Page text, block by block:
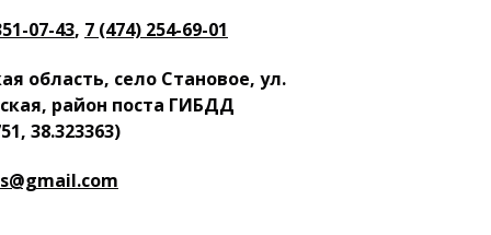
07-43, 7 (474) 254-69-01
область, село Становое, ул.
район поста ГИБДД
38.323363)